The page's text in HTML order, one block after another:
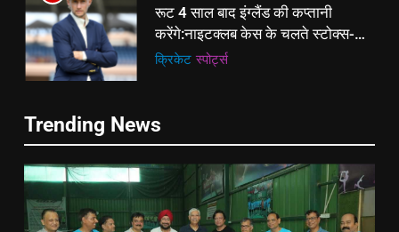
रूट 4 साल बाद इंग्लैंड की कप्तानी
करेंगे:नाइटक्लब केस के चलते स्टोक्स-
एटकिंसन दूसरे टेस्ट से बाहर; आर्चर की
क्रिकेट ‎स्पोर्ट्स
अररिया में ‘जीरो ऑफिस डे’ अभियान
शुरू:उप विकास आयुक्त ने ग्रामीणों से जॉब
कार्ड बनाने की अपील, कल भी आयोजन
पूर्व राज्य
7
Trending News
5
रूट 4 साल बाद इंग्लैंड की कप्तानी
करेंगे:नाइटक्लब केस के चलते स्टोक्स-
एटकिंसन दूसरे टेस्ट से बाहर; आर्चर की
वापसी
क्रिकेट ‎स्पोर्ट्स